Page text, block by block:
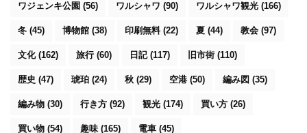
ワジェンキ公園 (56) ワルシャワ (90) ワルシャワ観光 (166)
冬 (45) 博物館 (38) 印刷無料(22) 夏 (44) 教会 (97)
文化(162) 旅行 (60) 日記(117) 旧市街 (110)
歴史 (47) 琥珀 (24) 秋 (29) 空港 (50) 編み図 (35)
編み物 (30) 行き方 (92) 観光 (174) 買い方 (26)
買い物 (54) 趣味(165) 電車 (45)